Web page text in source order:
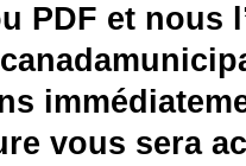
PDF et nous
vous sera